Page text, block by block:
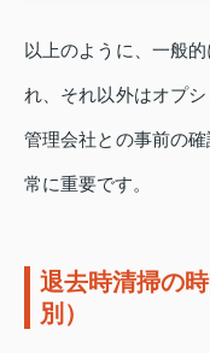
以上のように、一般
れ、それ以外はオプ
管理会社との事前の
常に重要です。
退去時清掃の
別）